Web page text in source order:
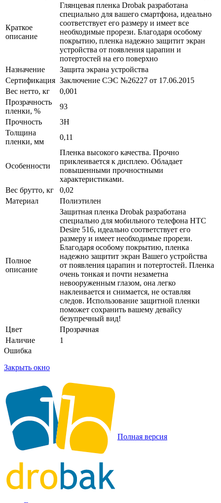
Краткое
описание
Глянцевая пленка Drobak разработана
специально для вашего смартфона, идеально
соответствует его размеру и имеет все
необходимые прорези. Благодаря особому
покрытию, пленка надежно защитит экран
устройства от появления царапин и
потертостей на его поверхно
Назначение
Защита экрана устройства
Сертификация Заключение СЭС №26227 от 17.06.2015
Вес нетто, кг
0,001
Прозрачность
пленки, %
93
Прочность
3H
Толщина
пленки, мм
0,11
Особенности
Пленка высокого качества. Прочно
приклеивается к дисплею. Обладает
повышенными прочностными
характеристиками.
Вес брутто, кг
0,02
Материал
Полиэтилен
Полное
описание
Защитная пленка Drobak разработана
специально для мобильного телефона HTC
Desire 516, идеально соответствует его
размеру и имеет необходимые прорези.
Благодаря особому покрытию, пленка
надежно защитит экран Вашего устройства
от появления царапин и потертостей. Пленка
очень тонкая и почти незаметна
невооруженным глазом, она легко
наклеивается и снимается, не оставляя
следов. Использование защитной пленки
поможет сохранить вашему девайсу
безупречный вид!
Цвет
Прозрачная
Наличие
1
Ошибка
Закрыть окно
Полная версия